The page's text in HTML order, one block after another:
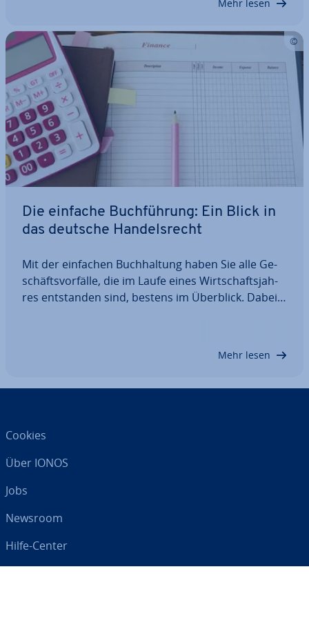
Mehr lesen
Die einfache Buch­füh­rung: Ein Blick in
das deutsche Han­dels­recht
Mit der einfachen Buch­hal­tung haben Sie alle Ge­
schäfts­vor­fäl­le, die im Laufe eines Wirt­schafts­jah­
res ent­stan­den sind, bestens im Überblick. Dabei
Mehr lesen
Cookies
Über IONOS
Jobs
Newsroom
Hilfe-Center